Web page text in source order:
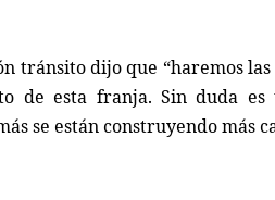
tránsito dijo que “haremos
de esta franja. Sin duda
se están construyendo más